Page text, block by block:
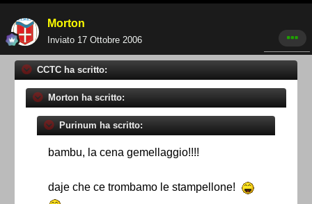
Morton
Inviato 17 Ottobre 2006
CCTC ha scritto:
Morton ha scritto:
Purinum ha scritto:
bambu, la cena gemellaggio!!!!
daje che ce trombamo le stampellone!